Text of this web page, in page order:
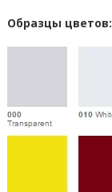
Образцы цветов: